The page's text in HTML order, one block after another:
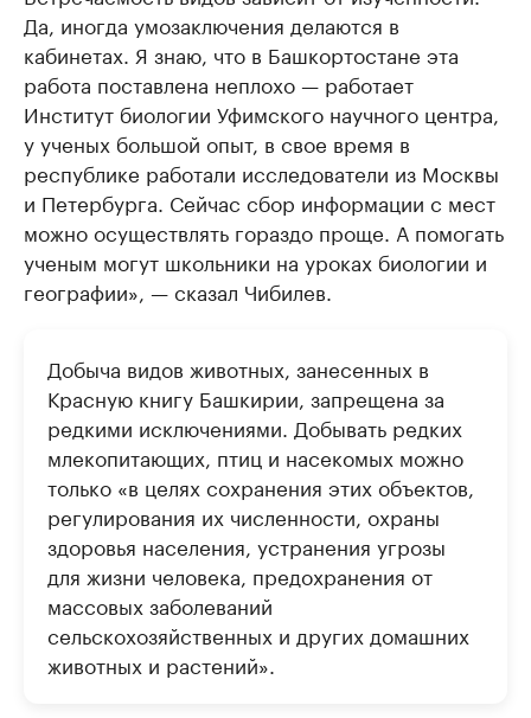
Да, иногда умозаключения делаются в
кабинетах. Я знаю, что в Башкортостане эта
работа поставлена неплохо — работает
Институт биологии Уфимского научного центра,
у ученых большой опыт, в свое время в
республике работали исследователи из Москвы
и Петербурга. Сейчас сбор информации с мест
можно осуществлять гораздо проще. А помогать
ученым могут школьники на уроках биологии и
географии», — сказал Чибилев.
Добыча видов животных, занесенных в
Красную книгу Башкирии, запрещена за
редкими исключениями. Добывать редких
млекопитающих, птиц и насекомых можно
только «в целях сохранения этих объектов,
регулирования их численности, охраны
здоровья населения, устранения угрозы
для жизни человека, предохранения от
массовых заболеваний
сельскохозяйственных и других домашних
животных и растений».